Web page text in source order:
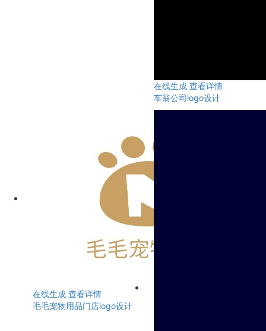
在线生成 查看详情
车翁公司logo设计
在线生成 查看详情
毛毛宠物用品门店logo设计